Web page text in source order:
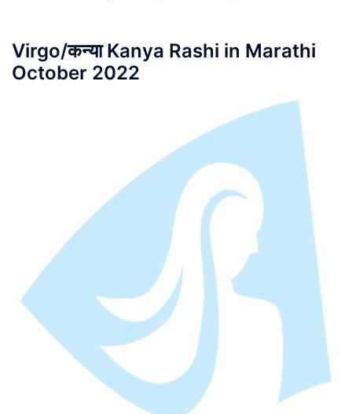
Virgo/कन्या Kanya Rashi in Marathi
October 2022